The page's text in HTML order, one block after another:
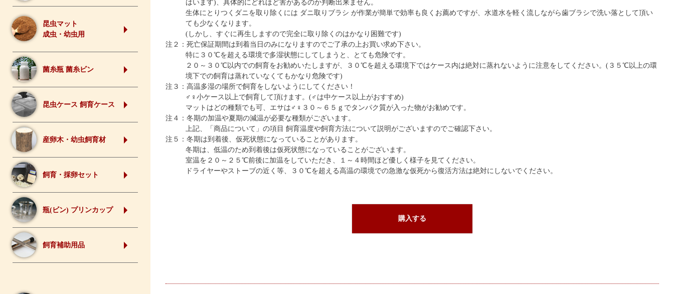
昆虫マット
成虫・幼虫用
菌糸瓶 菌糸ビン
昆虫ケース 飼育ケース
産卵木・幼虫飼育材
飼育・採卵セット
瓶(ビン) プリンカップ
飼育補助用品
はいます)、具体的にどれほど害があるのか判断出来ません。
生体にとりつくダニを取り除くには ダニ取りブラシ が作業が簡単で効率も良くお薦めですが、水道水を軽く流しながら歯ブラシで洗い落として頂い
ても少なくなります。
(しかし、すぐに再生しますので完全に取り除くのはかなり困難です)
注２：死亡保証期間は到着当日のみになりますのでご了承の上お買い求め下さい。
特に３０℃を超える環境で多湿状態にしてしまうと、とても危険です。
２０～３０℃以内での飼育をお勧めいたしますが、３０℃を超える環境下ではケース内は絶対に蒸れないように注意をしてください。(３５℃以上の環
境下での飼育は蒸れていなくてもかなり危険です)
注３：高温多湿の場所で飼育をしないようにしてください！
♂♀小ケース以上で飼育して頂けます。(♂は中ケース以上がおすすめ)
マットはどの種類でも可、エサは♂♀３０～６５ｇでタンパク質が入った物がお勧めです。
注４：冬期の加温や夏期の減温が必要な種類がございます。
上記、「商品について」の項目 飼育温度や飼育方法について説明がございますのでご確認下さい。
注５：冬期は到着後、仮死状態になっていることがあります。
冬期は、低温のため到着後は仮死状態になっていることがございます。
室温を２０～２５℃前後に加温をしていただき、１～４時間ほど優しく様子を見てください。
ドライヤーやストーブの近く等、３０℃を超える高温の環境での急激な仮死から復活方法は絶対にしないでください。
購入する